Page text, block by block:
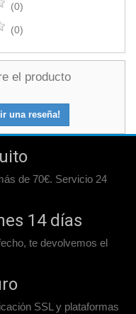
(0)
(0)
el producto
una reseña!
de 70€. Servicio 24
14 días
te devolvemos el
SSL y plataformas